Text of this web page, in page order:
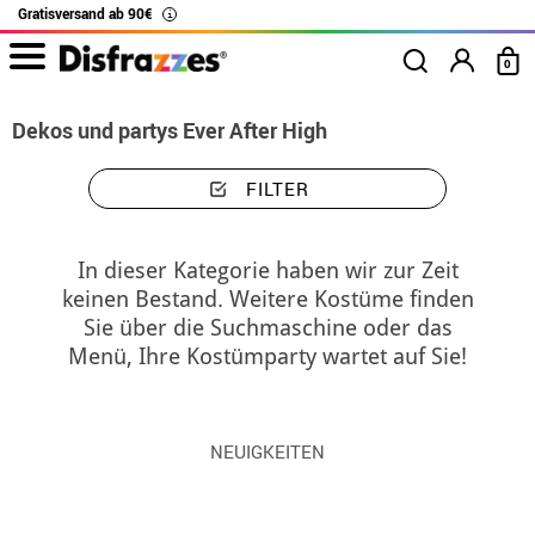
Gratisversand ab 90€ i
0
Dekos und partys Ever After High
FILTER
In dieser Kategorie haben wir zur Zeit
keinen Bestand. Weitere Kostüme finden
Sie über die Suchmaschine oder das
Menü, Ihre Kostümparty wartet auf Sie!
NEUIGKEITEN